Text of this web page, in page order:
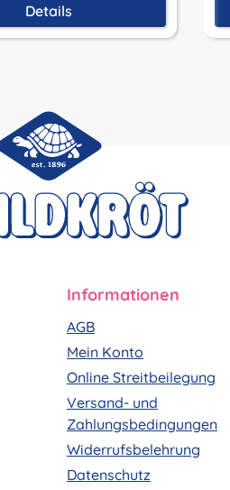
Details
Informationen
AGB
Mein Konto
Online Streitbeilegung
Versand- und
Zahlungsbedingungen
Widerrufsbelehrung
Datenschutz